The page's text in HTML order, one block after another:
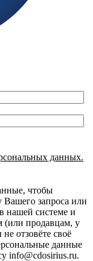
данных.
чтобы
Вашего запроса или
нашей системе и
(или продавцам, у
отзовёте своё
данные
info@cdosirius.ru.